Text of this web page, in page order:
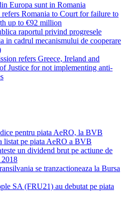
Europa sunt in Romania
refers Romania to Court for failure to
up to €92 million
raportul privind progresele
in cadrul mecanismului de cooperare
refers Greece, Ireland and
Justice for not implementing anti-
pentru piata AeRO, la BVB
listat pe piata AeRO a BVB
un dividend brut pe actiune de
se tranzactioneaza la Bursa
SA (FRU21) au debutat pe piata